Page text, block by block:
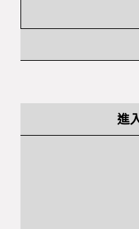
進